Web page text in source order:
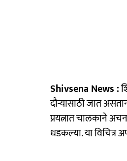
Shivsena News :
दौऱ्यासाठी जात
प्रयत्नात चालकाने
धडकल्या. या